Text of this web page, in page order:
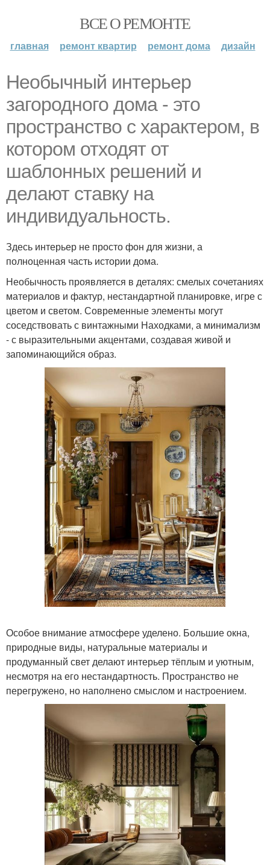
ВСЕ О РЕМОНТЕ
главная ремонт квартир ремонт дома дизайн
Необычный интерьер
загородного дома - это
пространство с характером, в
котором отходят от
шаблонных решений и
делают ставку на
индивидуальность.
Здесь интерьер не просто фон для жизни, а
полноценная часть истории дома.
Необычность проявляется в деталях: смелых сочетаниях
материалов и фактур, нестандартной планировке, игре с
цветом и светом. Современные элементы могут
соседствовать с винтажными Находками, а минимализм
- с выразительными акцентами, создавая живой и
запоминающийся образ.
Особое внимание атмосфере уделено. Большие окна,
природные виды, натуральные материалы и
продуманный свет делают интерьер тёплым и уютным,
несмотря на его нестандартность. Пространство не
перегружено, но наполнено смыслом и настроением.